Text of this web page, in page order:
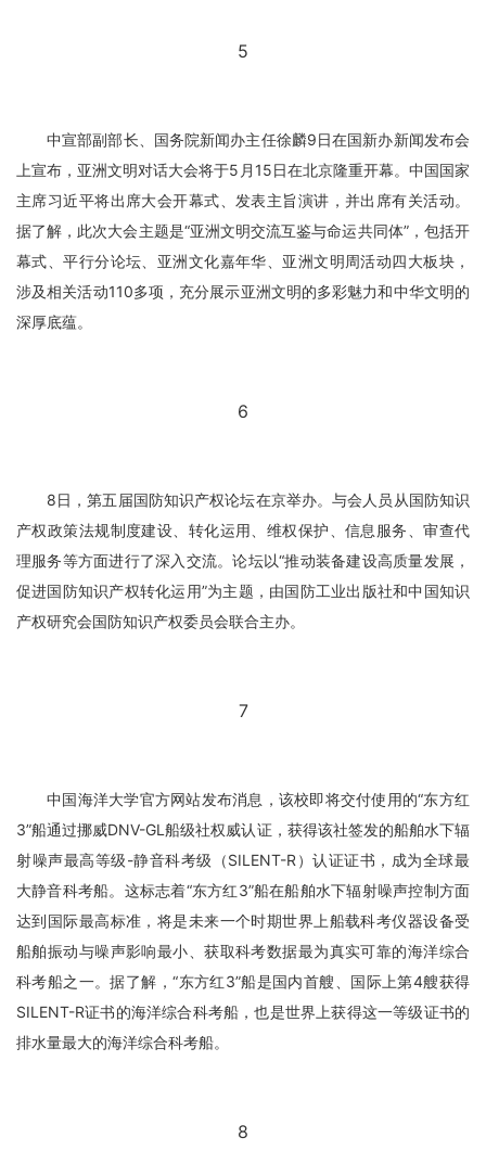
5
中宣部副部长、国务院新闻办主任徐麟9日在国新办新闻发布会
上宣布，亚洲文明对话大会将于5月15日在北京隆重开幕。中国国家
主席习近平将出席大会开幕式、发表主旨演讲，并出席有关活动。
据了解，此次大会主题是“亚洲文明交流互鉴与命运共同体”，包括开
幕式、平行分论坛、亚洲文化嘉年华、亚洲文明周活动四大板块，
涉及相关活动110多项，充分展示亚洲文明的多彩魅力和中华文明的
深厚底蕴。
6
8日，第五届国防知识产权论坛在京举办。与会人员从国防知识
产权政策法规制度建设、转化运用、维权保护、信息服务、审查代
理服务等方面进行了深入交流。论坛以“推动装备建设高质量发展，
促进国防知识产权转化运用”为主题，由国防工业出版社和中国知识
产权研究会国防知识产权委员会联合主办。
7
中国海洋大学官方网站发布消息，该校即将交付使用的“东方红
3”船通过挪威DNV-GL船级社权威认证，获得该社签发的船舶水下辐
射噪声最高等级-静音科考级（SILENT-R）认证证书，成为全球最
大静音科考船。这标志着“东方红3”船在船舶水下辐射噪声控制方面
达到国际最高标准，将是未来一个时期世界上船载科考仪器设备受
船舶振动与噪声影响最小、获取科考数据最为真实可靠的海洋综合
科考船之一。据了解，“东方红3”船是国内首艘、国际上第4艘获得
SILENT-R证书的海洋综合科考船，也是世界上获得这一等级证书的
排水量最大的海洋综合科考船。
8